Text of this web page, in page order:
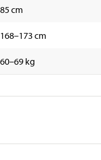
85 cm
168–173 cm
60–69 kg